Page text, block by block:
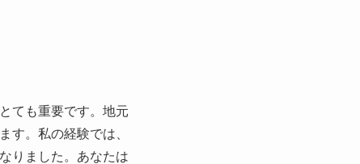
ても重要です。地元
す。私の経験では、
りました。あなたは